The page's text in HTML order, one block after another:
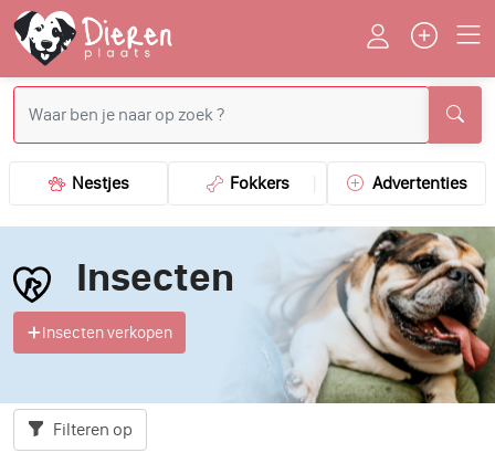
Nestjes Fokkers Advertenties
Insecten
Insecten verkopen
Filteren op